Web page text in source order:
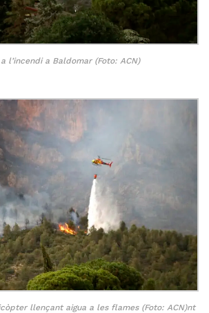
l’incendi a Baldomar (Foto: ACN)
llençant aigua a les flames (Foto: ACN)nt